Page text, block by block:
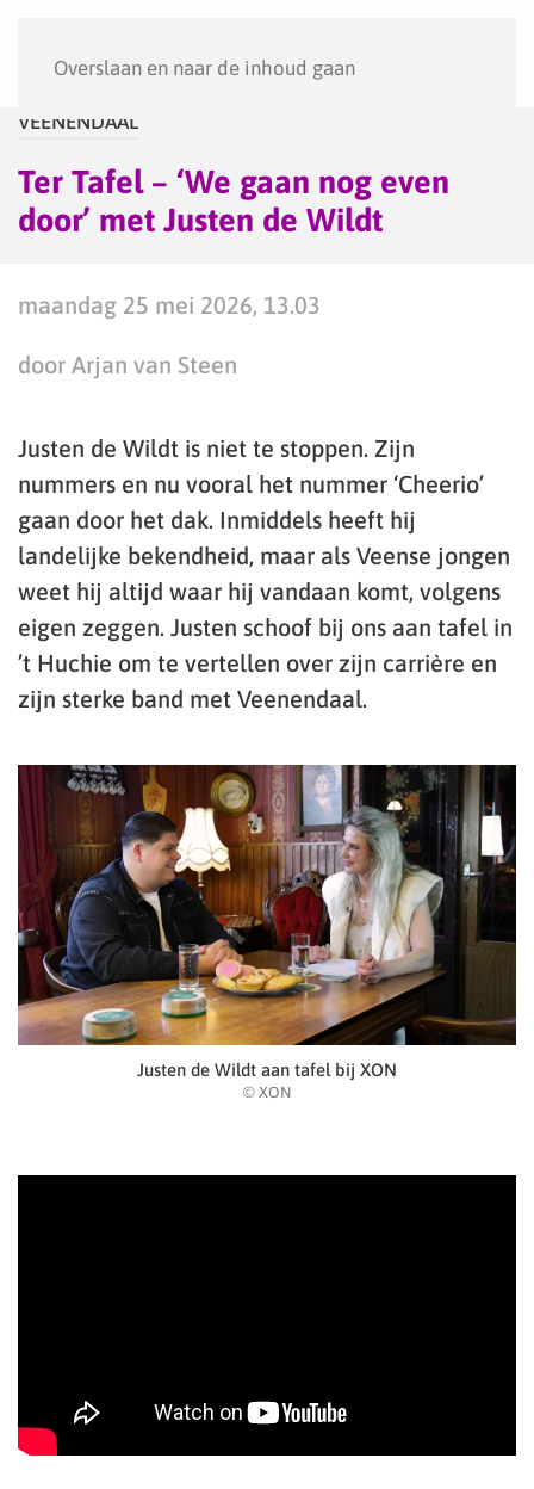
Overslaan en naar de inhoud gaan
VEENENDAAL
Ter Tafel – ‘We gaan nog even
door’ met Justen de Wildt
maandag 25 mei 2026, 13.03
door Arjan van Steen
Justen de Wildt is niet te stoppen. Zijn
nummers en nu vooral het nummer ‘Cheerio’
gaan door het dak. Inmiddels heeft hij
landelijke bekendheid, maar als Veense jongen
weet hij altijd waar hij vandaan komt, volgens
eigen zeggen. Justen schoof bij ons aan tafel in
’t Huchie om te vertellen over zijn carrière en
zijn sterke band met Veenendaal.
Justen de Wildt aan tafel bij XON
© XON